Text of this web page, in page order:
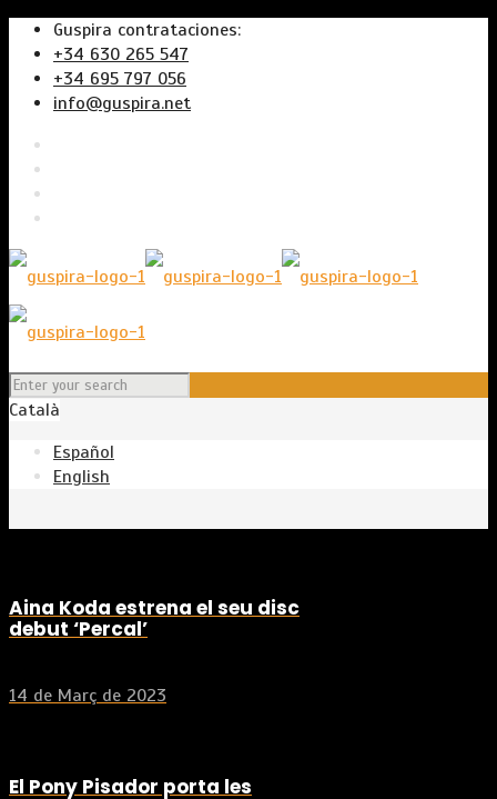
Guspira contrataciones:
+34 630 265 547
+34 695 797 056
info@guspira.net
Català
Español
English
Aina Koda estrena el seu disc
debut ‘Percal’
14 de Març de 2023
El Pony Pisador porta les